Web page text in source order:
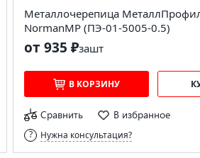
Металлочерепица
NormanMP (ПЭ-01-5005-0.5)
от 935 ₽зашт
В КОРЗИНУ
Сравнить В избранное
Нужна консультация?